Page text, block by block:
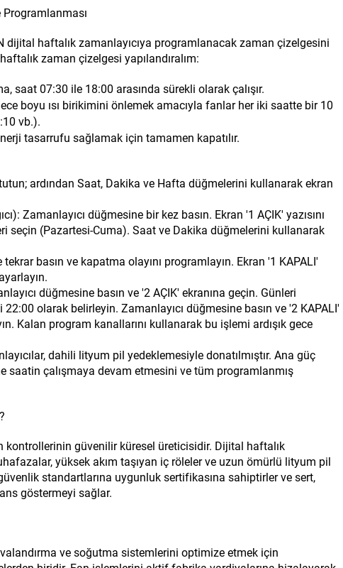
Programlanması
dijital haftalık zamanlayıcıya programlanacak zaman çizelgesini
zaman çizelgesi yapılandıralım:
saat 07:30 ile 18:00 arasında sürekli olarak çalışır.
boyu ısı birikimini önlemek amacıyla fanlar her iki saatte bir 10
vb.).
tasarrufu sağlamak için tamamen kapatılır.
ardından Saat, Dakika ve Hafta düğmelerini kullanarak ekran
Zamanlayıcı düğmesine bir kez basın. Ekran '1 AÇIK' yazısını
(Pazartesi-Cuma). Saat ve Dakika düğmelerini kullanarak
basın ve kapatma olayını programlayın. Ekran '1 KAPALI'
düğmesine basın ve '2 AÇIK' ekranına geçin. Günleri
olarak belirleyin. Zamanlayıcı düğmesine basın ve '2 KAPALI'
Kalan program kanallarını kullanarak bu işlemi ardışık gece
dahili lityum pil yedeklemesiyle donatılmıştır. Ana güç
saatin çalışmaya devam etmesini ve tüm programlanmış
kontrollerinin güvenilir küresel üreticisidir. Dijital haftalık
yüksek akım taşıyan iç röleler ve uzun ömürlü lityum pil
standartlarına uygunluk sertifikasına sahiptirler ve sert,
göstermeyi sağlar.
ve soğutma sistemlerini optimize etmek için